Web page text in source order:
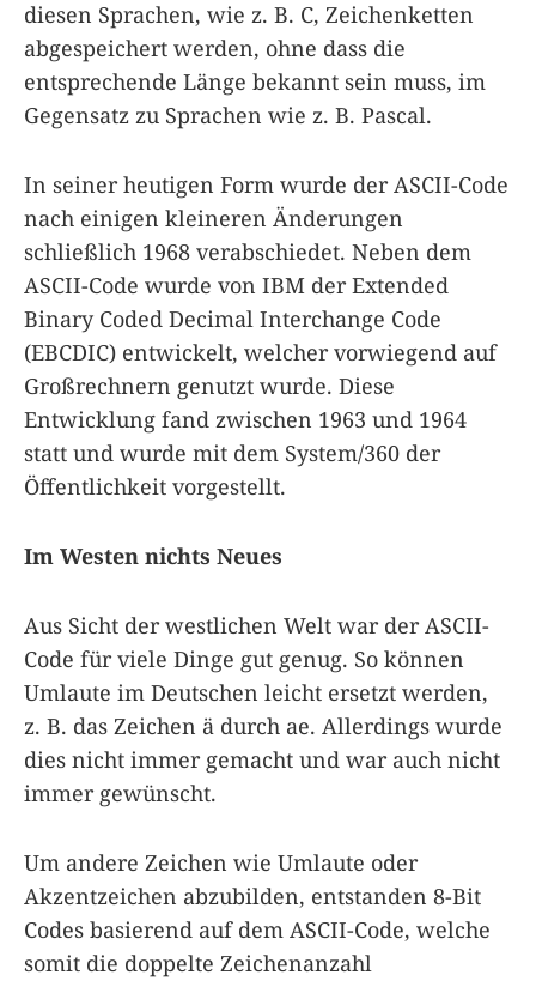
diesen Sprachen, wie z. B. C, Zeichenketten
abgespeichert werden, ohne dass die
entsprechende Länge bekannt sein muss, im
Gegensatz zu Sprachen wie z. B. Pascal.
In seiner heutigen Form wurde der ASCII-Code
nach einigen kleineren Änderungen
schließlich 1968 verabschiedet. Neben dem
ASCII-Code wurde von IBM der Extended
Binary Coded Decimal Interchange Code
(EBCDIC) entwickelt, welcher vorwiegend auf
Großrechnern genutzt wurde. Diese
Entwicklung fand zwischen 1963 und 1964
statt und wurde mit dem System/360 der
Öffentlichkeit vorgestellt.
Im Westen nichts Neues
Aus Sicht der westlichen Welt war der ASCII-
Code für viele Dinge gut genug. So können
Umlaute im Deutschen leicht ersetzt werden,
z. B. das Zeichen ä durch ae. Allerdings wurde
dies nicht immer gemacht und war auch nicht
immer gewünscht.
Um andere Zeichen wie Umlaute oder
Akzentzeichen abzubilden, entstanden 8-Bit
Codes basierend auf dem ASCII-Code, welche
somit die doppelte Zeichenanzahl